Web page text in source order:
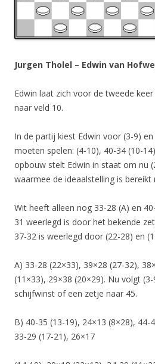
Jurgen Tholel – Edwin van
Edwin laat zich voor de tweede
naar veld 10.
In de partij kiest Edwin voor (3-9)
moeten spelen: (4-10), 40-34 (10-
opbouw stelt Edwin in staat om nu
waarmee de ideaalstelling is
Wit heeft alleen nog 33-28 (A) en
31 weerlegd is door het bekende
37-32 is weerlegd door (22-28) en
A) 33-28 (22×33), 39×28 (27-32),
(11×33), 29×38 (20×29). Nu volgt
schijfwinst of een zetje naar 45.
B) 40-35 (13-19), 24×13 (8×28), 44-
33-29 (17-21), 26×17